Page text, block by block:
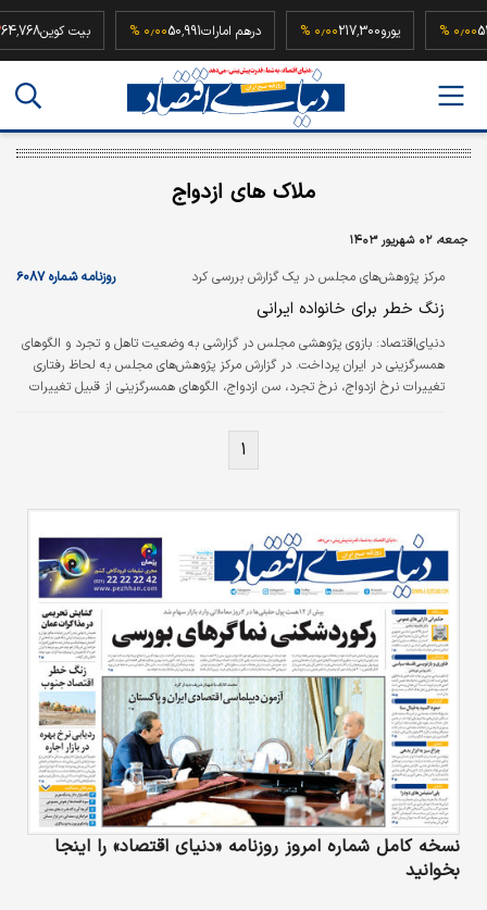
۰٫۰۰ % یورو217,300۰٫۰۰ % درهم امارات50,991۰٫۰۰ % بیت کوین
ملاک های ازدواج
جمعه، ۰۲ شهریور ۱۴۰۳
مرکز پژوهش‏‏‌های مجلس در یک گزارش بررسی کرد روزنامه شماره ۶۰۸۷
زنگ خطر برای خانواده ایرانی
دنیای‌اقتصاد: بازوی پژوهشی مجلس در گزارشی به وضعیت تاهل و تجرد و الگوهای
همسرگزینی در ایران پرداخت. در گزارش مرکز پژوهش‌‌‌های مجلس به‌‌‌ لحاظ رفتاری
تغییرات نرخ ازدواج، نرخ تجرد، سن ازدواج، الگوهای همسرگزینی از قبیل تغییرات
نگرش به‌‌‌ ضرورت ازدواج، سن ازدواج، ملاک‌‌‌های انتخاب همسر مناسب و نگرش
نسبت به جایگاه خانواده در امر ازدواج جوانان مورد بررسی قرار گرفته است. نسخه
کامل این گزارش صرفا جهت اطلاع نمایندگان مجلس بوده و تنها خلاصه‌ای…
۱
نسخه کامل شماره امروز روزنامه «دنیای‌ اقتصاد» را اینجا
بخوانید